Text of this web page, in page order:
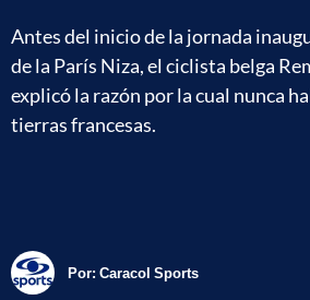
Antes del inicio de la jornada
de la París Niza, el ciclista belga
explicó la razón por la cual nunca
tierras francesas.
Por: Caracol Sports